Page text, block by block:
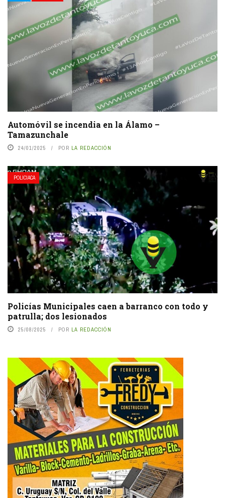
Automóvil se incendia en la Álamo –
Tamazunchale
24/01/2025 POR LA REDACCIÓN
POLICIACA
Policías Municipales caen a barranco con todo y
patrulla; dos lesionados
25/08/2025 POR LA REDACCIÓN